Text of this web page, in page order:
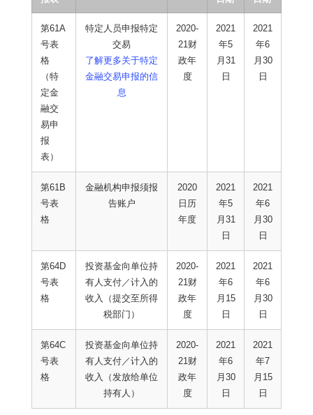
第61A
号表
格
（特
定金
融交
易申
报
表）
特定人员申报特定
交易
了解更多关于特定
金融交易申报的信
息
2020-
21财
政年
度
2021
年5
月31
日
2021
年6
月30
日
第61B
号表
格
金融机构申报须报
告账户
2020
日历
年度
2021
年5
月31
日
2021
年6
月30
日
第64D
号表
格
投资基金向单位持
有人支付／计入的
收入（提交至所得
税部门）
2020-
21财
政年
度
2021
年6
月15
日
2021
年6
月30
日
第64C
号表
格
投资基金向单位持
有人支付／计入的
收入（发放给单位
持有人）
2020-
21财
政年
度
2021
年6
月30
日
2021
年7
月15
日